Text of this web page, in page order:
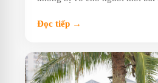
Đọc tiếp →